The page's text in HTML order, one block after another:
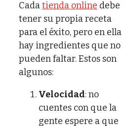
Cadatienda online debe
tener su propia receta
para el éxito, pero en ella
hay ingredientes que no
pueden faltar. Estos son
algunos:
Velocidad: no
cuentes con que la
gente espere a que